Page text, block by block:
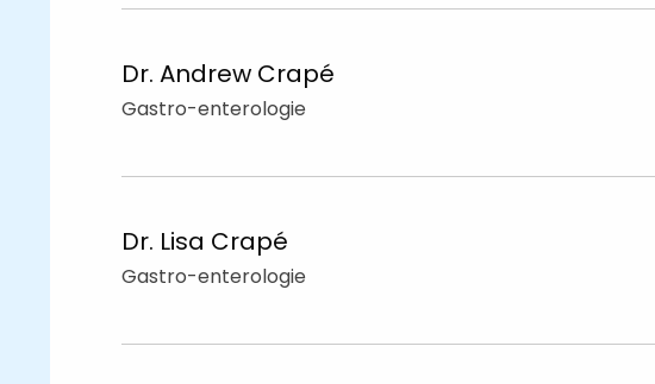
Dr. Andrew Crapé
Gastro-enterologie
Dr. Lisa Crapé
Gastro-enterologie